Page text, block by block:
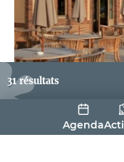
Agenda
Salle de réception -
La Chaussée-d'Ivry
31 résultats